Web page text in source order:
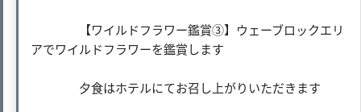
【ワイルドフラワー鑑賞③】ウェーブロックエリ
アでワイルドフラワーを鑑賞します
夕食はホテルにてお召し上がりいただきます